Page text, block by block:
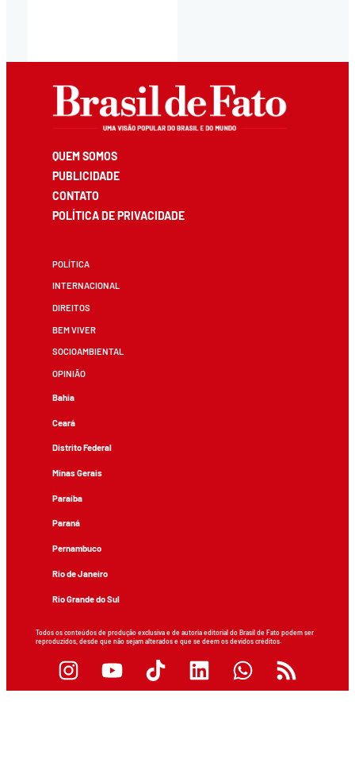
QUEM SOMOS
PUBLICIDADE
CONTATO
POLÍTICA DE PRIVACIDADE
POLÍTICA
INTERNACIONAL
DIREITOS
BEM VIVER
SOCIOAMBIENTAL
OPINIÃO
Bahia
Ceará
Distrito Federal
Minas Gerais
Paraíba
Paraná
Pernambuco
Rio de Janeiro
Rio Grande do Sul
Todos os conteúdos de produção exclusiva e de autoria editorial do Brasil de Fato podem ser
reproduzidos, desde que não sejam alterados e que se deem os devidos créditos.